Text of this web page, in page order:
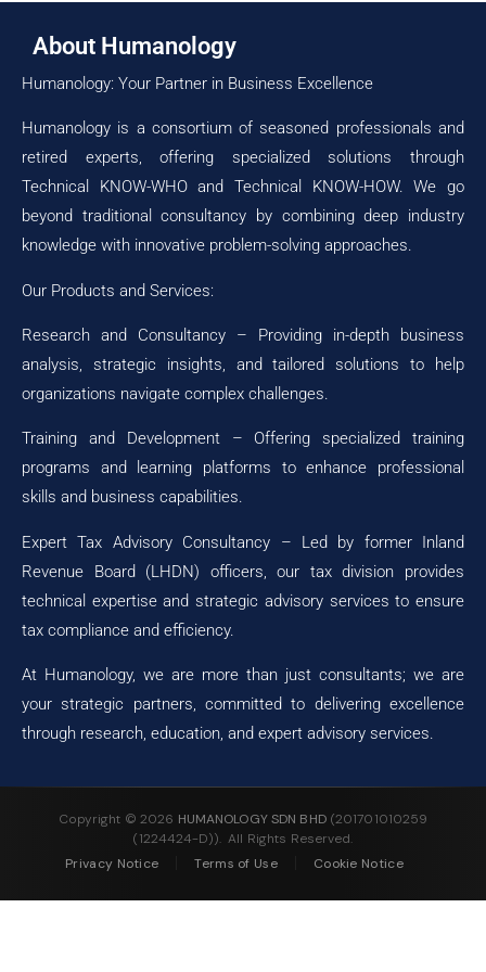
About Humanology
Humanology: Your Partner in Business Excellence
Humanology is a consortium of seasoned professionals and
retired experts, offering specialized solutions through
Technical KNOW-WHO and Technical KNOW-HOW. We go
beyond traditional consultancy by combining deep industry
knowledge with innovative problem-solving approaches.
Our Products and Services:
Research and Consultancy – Providing in-depth business
analysis, strategic insights, and tailored solutions to help
organizations navigate complex challenges.
Training and Development – Offering specialized training
programs and learning platforms to enhance professional
skills and business capabilities.
Expert Tax Advisory Consultancy – Led by former Inland
Revenue Board (LHDN) officers, our tax division provides
technical expertise and strategic advisory services to ensure
tax compliance and efficiency.
At Humanology, we are more than just consultants; we are
your strategic partners, committed to delivering excellence
through research, education, and expert advisory services.
Copyright © 2026 HUMANOLOGY SDN BHD(201701010259
(1224424-D)). All Rights Reserved.
Privacy Notice
Terms of Use Cookie Notice